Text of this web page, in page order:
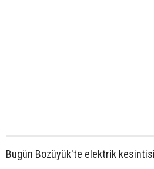
Bugün Bozüyük'te elektrik